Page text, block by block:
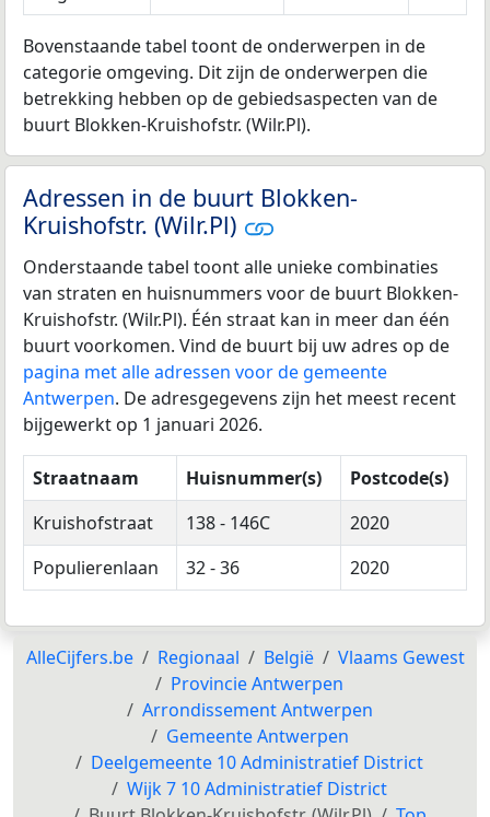
Bovenstaande tabel toont de onderwerpen in de
categorie omgeving. Dit zijn de onderwerpen die
betrekking hebben op de gebiedsaspecten van de
buurt Blokken-Kruishofstr. (Wilr.Pl).
Adressen in de buurt Blokken-
Kruishofstr. (Wilr.Pl)
Onderstaande tabel toont alle unieke combinaties
van straten en huisnummers voor de buurt Blokken-
Kruishofstr. (Wilr.Pl). Één straat kan in meer dan één
buurt voorkomen. Vind de buurt bij uw adres op de
pagina met alle adressen voor de gemeente
Antwerpen. De adresgegevens zijn het meest recent
bijgewerkt op 1 januari 2026.
Straatnaam Huisnummer(s)
Postcode(s)
Kruishofstraat
138 - 146C
2020
Populierenlaan
32 - 36 2020
AlleCijfers.be Regionaal België
Vlaams Gewest
Provincie Antwerpen
Arrondissement Antwerpen
Gemeente Antwerpen
Deelgemeente 10 Administratief District
Wijk 7 10 Administratief District